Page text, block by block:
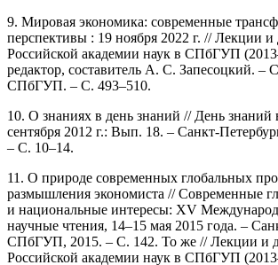
9. Мировая экономика: современные
перспективы : 19 ноября 2022 г. // Лекции и
Российской академии наук в СПбГУП
редактор, составитель А. С. Запесоцкий. –
СПбГУП. – С. 493–510.
10. О знаниях в день знаний // День знаний
сентября 2012 г.: Вып. 18. – Санкт-
– С. 10–14.
11. О природе современных глобальных
размышления экономиста // Современные
и национальные интересы: XV
научные чтения, 14–15 мая 2015 года. –
СПбГУП, 2015. – С. 142. То же // Лекции и
Российской академии наук в СПбГУП